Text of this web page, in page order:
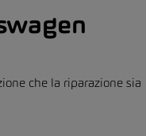
che la riparazione sia